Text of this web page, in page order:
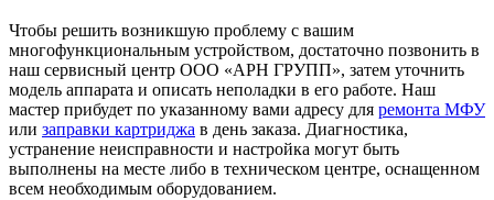
Чтобы решить возникшую проблему с вашим
многофункциональным устройством, достаточно позвонить в
наш сервисный центр ООО «АРН ГРУПП», затем уточнить
модель аппарата и описать неполадки в его работе. Наш
мастер прибудет по указанному вами адресу для ремонта МФУ
или заправки картриджа в день заказа. Диагностика,
устранение неисправности и настройка могут быть
выполнены на месте либо в техническом центре, оснащенном
всем необходимым оборудованием.